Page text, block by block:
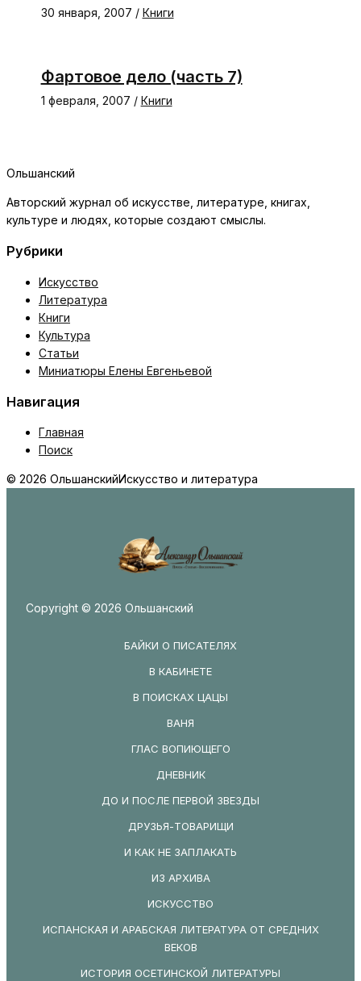
30 января, 2007 / Книги
Фартовое дело (часть 7)
1 февраля, 2007 / Книги
Ольшанский
Авторский журнал об искусстве, литературе, книгах,
культуре и людях, которые создают смыслы.
Рубрики
Искусство
Литература
Книги
Культура
Статьи
Миниатюры Елены Евгеньевой
Навигация
Главная
Поиск
© 2026 ОльшанскийИскусство и литература
Copyright © 2026 Ольшанский
БАЙКИ О ПИСАТЕЛЯХ
В КАБИНЕТЕ
В ПОИСКАХ ЦАЦЫ
ВАНЯ
ГЛАС ВОПИЮЩЕГО
ДНЕВНИК
ДО И ПОСЛЕ ПЕРВОЙ ЗВЕЗДЫ
ДРУЗЬЯ-ТОВАРИЩИ
И КАК НЕ ЗАПЛАКАТЬ
ИЗ АРХИВА
ИСКУССТВО
ИСПАНСКАЯ И АРАБСКАЯ ЛИТЕРАТУРА ОТ СРЕДНИХ
ВЕКОВ
ИСТОРИЯ ОСЕТИНСКОЙ ЛИТЕРАТУРЫ